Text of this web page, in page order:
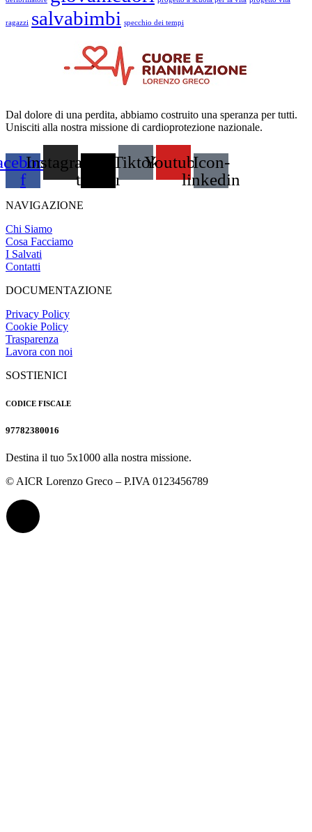
ragazzi salvabimbi specchio dei tempi
Dal dolore di una perdita, abbiamo costruito una speranza per tutti.
Unisciti alla nostra missione di cardioprotezione nazionale.
f
Instagram
twitter
TiktokYoutubeIcon-
linkedin
NAVIGAZIONE
Chi Siamo
Cosa Facciamo
I Salvati
Contatti
DOCUMENTAZIONE
Privacy Policy
Cookie Policy
Trasparenza
Lavora con noi
SOSTIENICI
CODICE FISCALE
97782380016
Destina il tuo 5x1000 alla nostra missione.
© AICR Lorenzo Greco – P.IVA 0123456789